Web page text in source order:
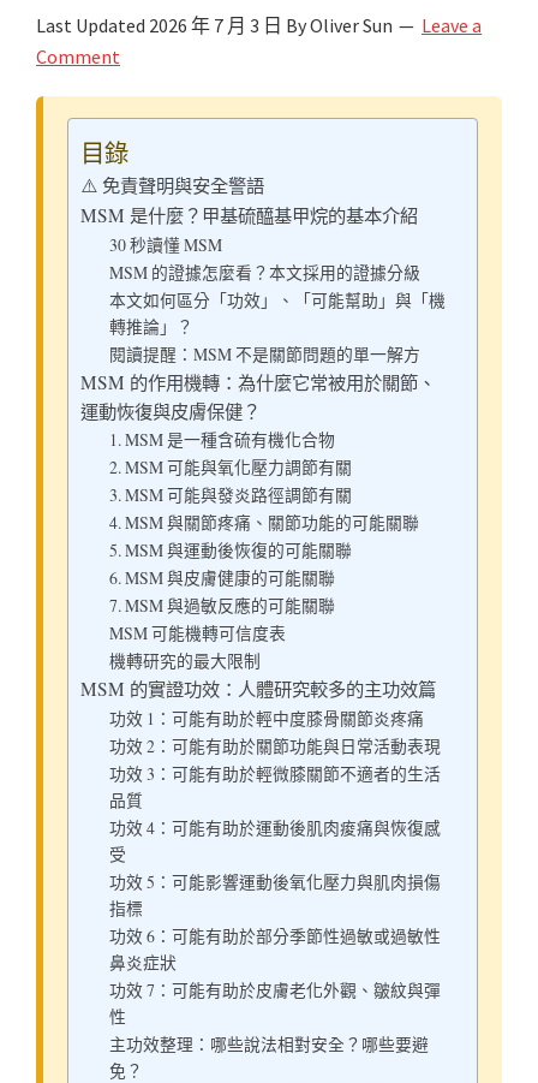
Last Updated 2026 年 7 月 3 日 ByOliver Sun
Leave a
Comment
目錄
⚠️ 免責聲明與安全警語
MSM 是什麼？甲基硫醯基甲烷的基本介紹
30 秒讀懂 MSM
MSM 的證據怎麼看？本文採用的證據分級
本文如何區分「功效」、「可能幫助」與「機
轉推論」？
閱讀提醒：MSM 不是關節問題的單一解方
MSM 的作用機轉：為什麼它常被用於關節、
運動恢復與皮膚保健？
1. MSM 是一種含硫有機化合物
2. MSM 可能與氧化壓力調節有關
3. MSM 可能與發炎路徑調節有關
4. MSM 與關節疼痛、關節功能的可能關聯
5. MSM 與運動後恢復的可能關聯
6. MSM 與皮膚健康的可能關聯
7. MSM 與過敏反應的可能關聯
MSM 可能機轉可信度表
機轉研究的最大限制
MSM 的實證功效：人體研究較多的主功效篇
功效 1：可能有助於輕中度膝骨關節炎疼痛
功效 2：可能有助於關節功能與日常活動表現
功效 3：可能有助於輕微膝關節不適者的生活
品質
功效 4：可能有助於運動後肌肉痠痛與恢復感
受
功效 5：可能影響運動後氧化壓力與肌肉損傷
指標
功效 6：可能有助於部分季節性過敏或過敏性
鼻炎症狀
功效 7：可能有助於皮膚老化外觀、皺紋與彈
性
主功效整理：哪些說法相對安全？哪些要避
免？